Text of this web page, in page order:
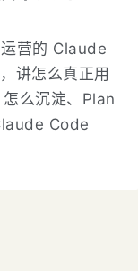
营的 Claude
讲怎么真正用
么沉淀、Plan
Code